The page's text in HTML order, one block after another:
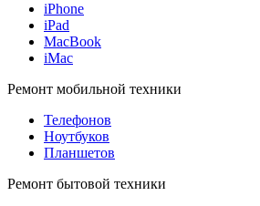
iPhone
iPad
MacBook
iMac
Ремонт мобильной техники
Телефонов
Ноутбуков
Планшетов
Ремонт бытовой техники